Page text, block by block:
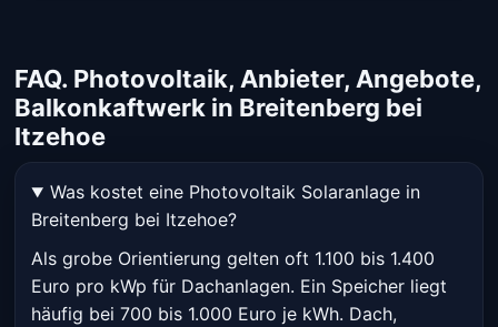
FAQ. Photovoltaik, Anbieter, Angebote,
Balkonkaftwerk in Breitenberg bei
Itzehoe
Was kostet eine Photovoltaik Solaranlage in
Breitenberg bei Itzehoe?
Als grobe Orientierung gelten oft 1.100 bis 1.400
Euro pro kWp für Dachanlagen. Ein Speicher liegt
häufig bei 700 bis 1.000 Euro je kWh. Dach,